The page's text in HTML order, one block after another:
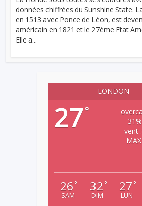
données chiffrées du Sunshine State.
en 1513 avec Ponce de Léon, est
américain en 1821 et le 27ème Etat
Elle a...
LONDON
27°
vent
26 °
SAM
32 °
DIM
27 °
LUN